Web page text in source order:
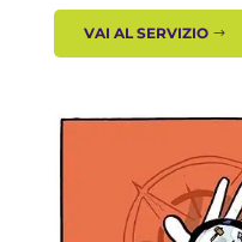
VAI AL SERVIZIO